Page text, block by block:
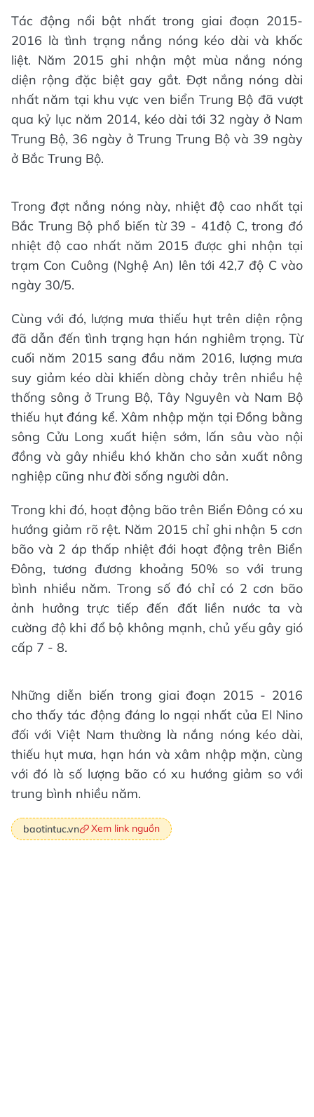
Tác động nổi bật nhất trong giai đoạn 2015-
2016 là tình trạng nắng nóng kéo dài và khốc
liệt. Năm 2015 ghi nhận một mùa nắng nóng
diện rộng đặc biệt gay gắt. Đợt nắng nóng dài
nhất năm tại khu vực ven biển Trung Bộ đã vượt
qua kỷ lục năm 2014, kéo dài tới 32 ngày ở Nam
Trung Bộ, 36 ngày ở Trung Trung Bộ và 39 ngày
ở Bắc Trung Bộ.
Trong đợt nắng nóng này, nhiệt độ cao nhất tại
Bắc Trung Bộ phổ biến từ 39 - 41độ C, trong đó
nhiệt độ cao nhất năm 2015 được ghi nhận tại
trạm Con Cuông (Nghệ An) lên tới 42,7 độ C vào
ngày 30/5.
Cùng với đó, lượng mưa thiếu hụt trên diện rộng
đã dẫn đến tình trạng hạn hán nghiêm trọng. Từ
cuối năm 2015 sang đầu năm 2016, lượng mưa
suy giảm kéo dài khiến dòng chảy trên nhiều hệ
thống sông ở Trung Bộ, Tây Nguyên và Nam Bộ
thiếu hụt đáng kể. Xâm nhập mặn tại Đồng bằng
sông Cửu Long xuất hiện sớm, lấn sâu vào nội
đồng và gây nhiều khó khăn cho sản xuất nông
nghiệp cũng như đời sống người dân.
Trong khi đó, hoạt động bão trên Biển Đông có xu
hướng giảm rõ rệt. Năm 2015 chỉ ghi nhận 5 cơn
bão và 2 áp thấp nhiệt đới hoạt động trên Biển
Đông, tương đương khoảng 50% so với trung
bình nhiều năm. Trong số đó chỉ có 2 cơn bão
ảnh hưởng trực tiếp đến đất liền nước ta và
cường độ khi đổ bộ không mạnh, chủ yếu gây gió
cấp 7 - 8.
Những diễn biến trong giai đoạn 2015 - 2016
cho thấy tác động đáng lo ngại nhất của El Nino
đối với Việt Nam thường là nắng nóng kéo dài,
thiếu hụt mưa, hạn hán và xâm nhập mặn, cùng
với đó là số lượng bão có xu hướng giảm so với
trung bình nhiều năm.
baotintuc.vn Xem link nguồn